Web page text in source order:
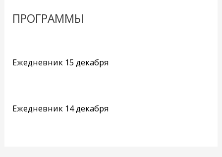
ПРОГРАММЫ
Ежедневник 15 декабря
Ежедневник 14 декабря